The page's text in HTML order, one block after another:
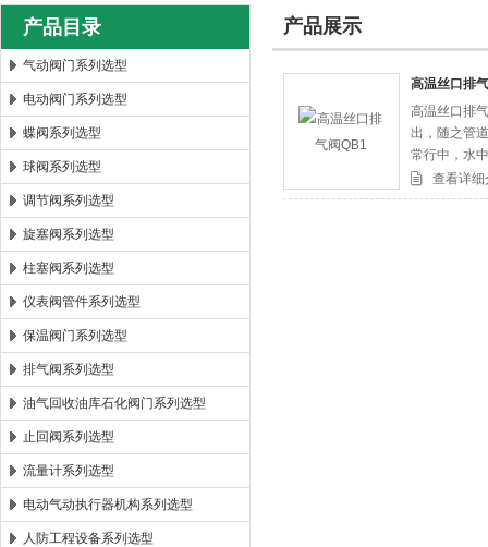
郑州森玛自控阀门有限公司
产品目录
气动阀门系列选型
电动阀门系列选型
蝶阀系列选型
球阀系列选型
调节阀系列选型
旋塞阀系列选型
柱塞阀系列选型
仪表阀管件系列选型
保温阀门系列选型
排气阀系列选型
油气回收油库石化阀门系列选型
止回阀系列选型
流量计系列选型
电动气动执行器机构系列选型
人防工程设备系列选型
产品展示
高温丝口排
高温丝口排
出，随之管
常行中，水
气又从排气
的，浮球
查看详细